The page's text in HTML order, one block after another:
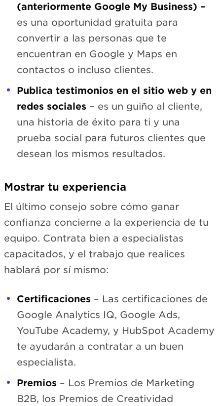
(anteriormente Google My Business) –
es una oportunidad gratuita para
convertir a las personas que te
encuentran en Google y Maps en
contactos o incluso clientes.
Publica testimonios en el sitio web y en
redes sociales – es un guiño al cliente,
una historia de éxito para ti y una
prueba social para futuros clientes que
desean los mismos resultados.
Mostrar tu experiencia
El último consejo sobre cómo ganar
confianza concierne a la experiencia de tu
equipo. Contrata bien a especialistas
capacitados, y el trabajo que realices
hablará por sí mismo:
Certificaciones – Las certificaciones de
Google Analytics IQ, Google Ads,
YouTube Academy, y HubSpot Academy
te ayudarán a contratar a un buen
especialista.
Premios – Los Premios de Marketing
B2B, los Premios de Creatividad